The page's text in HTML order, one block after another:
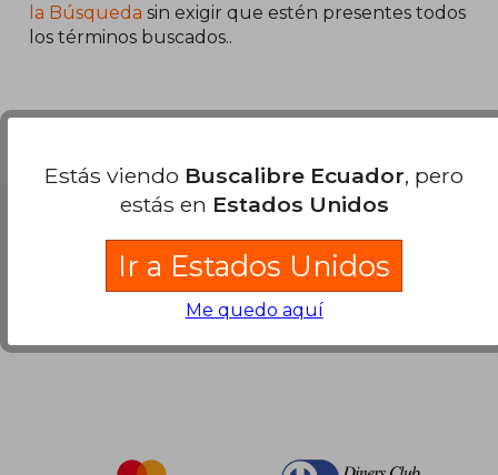
la Búsqueda sin exigir que estén presentes todos
los términos buscados..
Estás viendo Buscalibre Ecuador, pero
estás en Estados Unidos
Ir a Estados Unidos
Me quedo aquí